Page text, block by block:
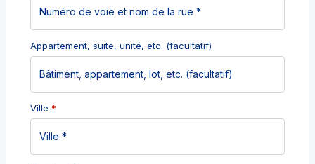
Appartement, suite, unité, etc. (facultatif)
Ville *